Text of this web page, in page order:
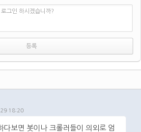
그인 하시겠습니까?
18:20
다보면 봇이나 크롤러들이 의외로 엄